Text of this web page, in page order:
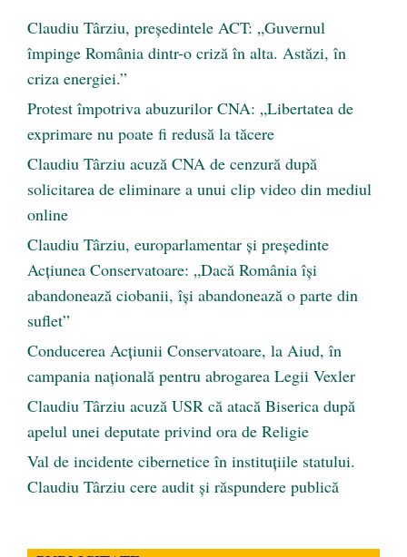
Claudiu Târziu, președintele ACT: „Guvernul
împinge România dintr-o criză în alta. Astăzi, în
criza energiei.”
Protest împotriva abuzurilor CNA: „Libertatea de
exprimare nu poate fi redusă la tăcere
Claudiu Târziu acuză CNA de cenzură după
solicitarea de eliminare a unui clip video din mediul
online
Claudiu Târziu, europarlamentar și președinte
Acțiunea Conservatoare: „Dacă România își
abandonează ciobanii, își abandonează o parte din
suflet”
Conducerea Acțiunii Conservatoare, la Aiud, în
campania națională pentru abrogarea Legii Vexler
Claudiu Târziu acuză USR că atacă Biserica după
apelul unei deputate privind ora de Religie
Val de incidente cibernetice în instituțiile statului.
Claudiu Târziu cere audit și răspundere publică